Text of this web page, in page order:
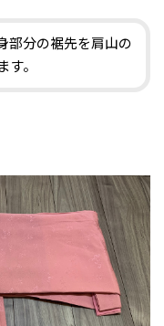
部分の裾先を肩山の
す。